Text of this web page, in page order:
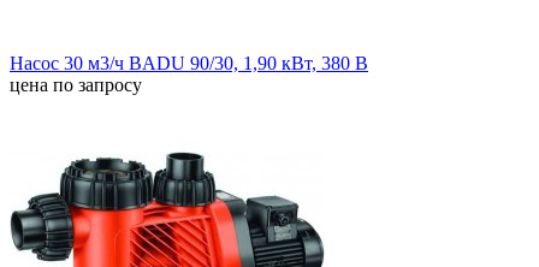
Насос 30 м3/ч BADU 90/30, 1,90 кВт, 380 В
цена по запросу